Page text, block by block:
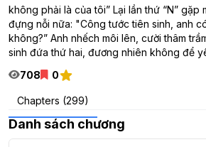
không phải là của tôi” Lại lần thứ “N” gặp
đựng nỗi nữa: "Công tước tiên sinh, anh
không?” Anh nhếch môi lên, cười thâm
sinh đứa thứ hai, đương nhiên không để
708
0
Chapters (299)
Danh sách chương